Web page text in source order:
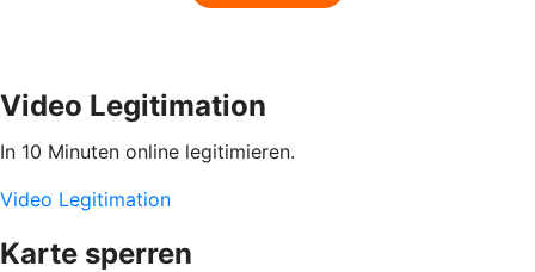
Video Legitimation
In 10 Minuten online legitimieren.
Video Legitimation
Karte sperren